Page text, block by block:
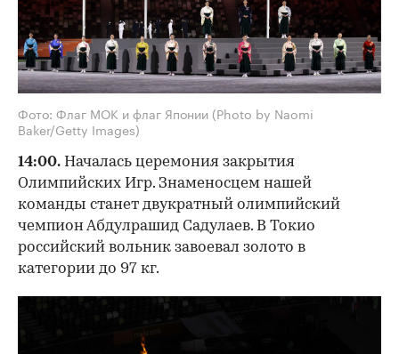
Фото: Флаг МОК и флаг Японии (Photo by Naomi
Baker/Getty Images)
14:00. Началась церемония закрытия
Олимпийских Игр. Знаменосцем нашей
команды станет двукратный олимпийский
чемпион Абдулрашид Садулаев. В Токио
российский вольник завоевал золото в
категории до 97 кг.